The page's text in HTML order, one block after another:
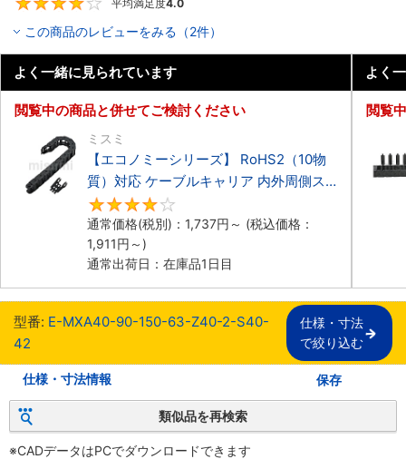
平均満足度4.0
この商品のレビューをみる（2件）
よく一緒に見られています
閲覧中の商品と併せてご検討ください
ミスミ
【エコノミーシリーズ】 RoHS2（10物
質）対応 ケーブルキャリア 内外周側ス
ナップ開閉タイプ
通常価格(税別)： 1,737円 ～ (税込価格：
1,911円 ～)
通常出荷日：在庫品1日目
よく
閲覧
型番: E-MXA40-90-150-63-Z40-2-S40-
42
仕様・寸法
で絞り込む
仕様・寸法情報 保存
類似品を再検索
※CADデータはPCでダウンロードできます